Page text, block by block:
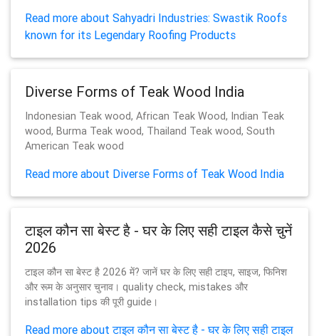
Read more about Sahyadri Industries: Swastik Roofs
known for its Legendary Roofing Products
Diverse Forms of Teak Wood India
Indonesian Teak wood, African Teak Wood, Indian Teak
wood, Burma Teak wood, Thailand Teak wood, South
American Teak wood
Read more about Diverse Forms of Teak Wood India
टाइल कौन सा बेस्ट है - घर के लिए सही टाइल कैसे चुनें
2026
टाइल कौन सा बेस्ट है 2026 में? जानें घर के लिए सही टाइप, साइज, फिनिश
और रूम के अनुसार चुनाव। quality check, mistakes और
installation tips की पूरी guide।
Read more about टाइल कौन सा बेस्ट है - घर के लिए सही टाइल